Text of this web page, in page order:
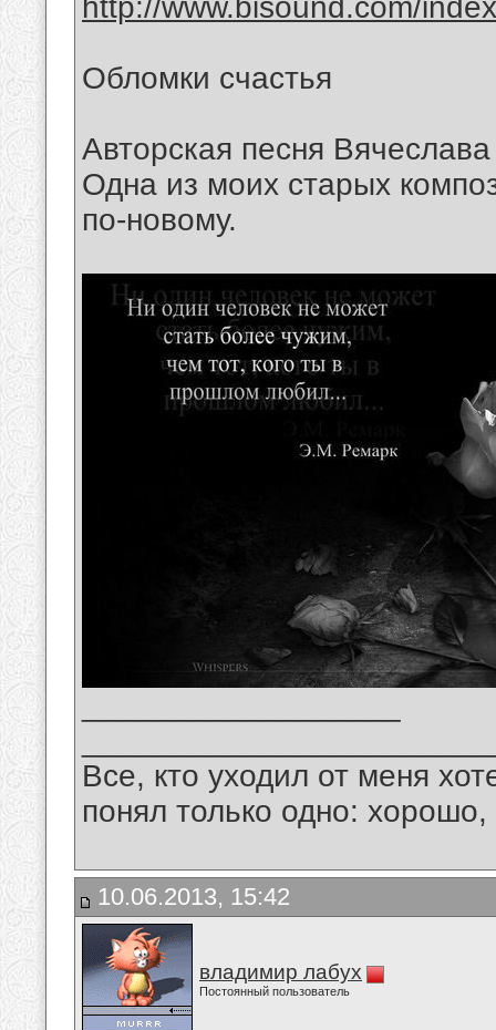
http://www.bisound.com/
Обломки счастья
Авторская песня
Одна из моих старых
по-новому.
Все, кто уходил от меня
понял только одно:
10.06.2013, 15:42
владимир лабух
Постоянный пользователь